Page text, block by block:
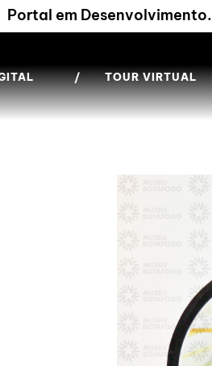
Portal em Desenvolvimento.
/ TOUR VIRTUAL